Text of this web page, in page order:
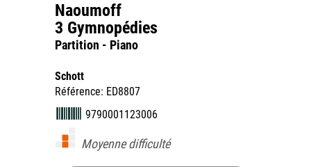
Naoumoff
3 Gymnopédies
Partition - Piano
Schott
Référence: ED8807
9790001123006
Moyenne difficulté